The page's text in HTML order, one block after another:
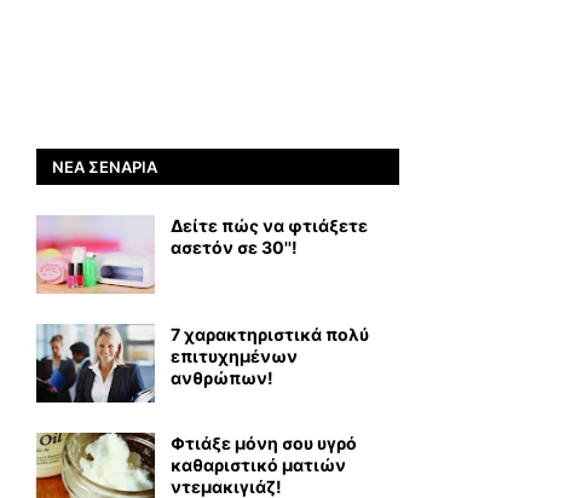
ΝΈΑ ΣΕΝΆΡΙΑ
Δείτε πώς να φτιάξετε
ασετόν σε 30''!
7 χαρακτηριστικά πολύ
επιτυχημένων
ανθρώπων!
Φτιάξε μόνη σου υγρό
καθαριστικό ματιών
ντεμακιγιάζ!